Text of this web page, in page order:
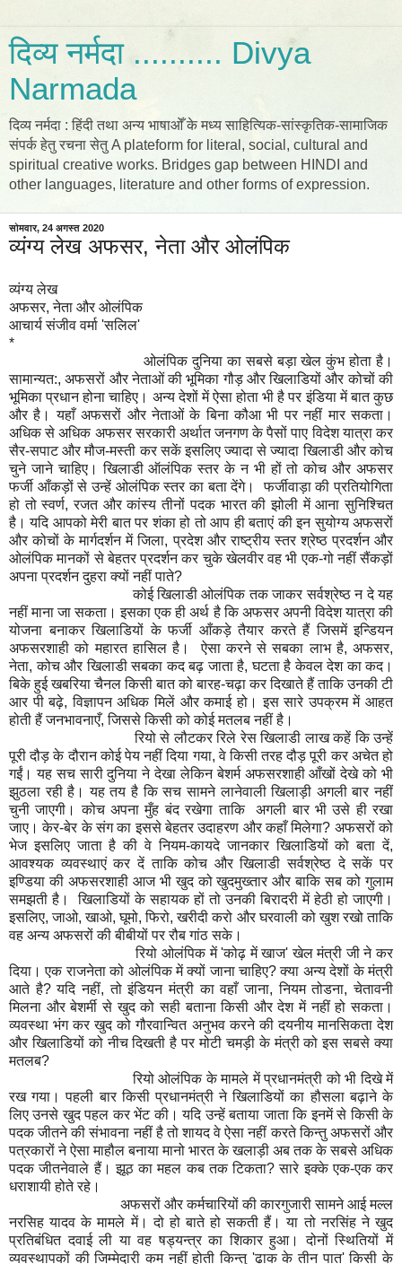
दिव्य नर्मदा .......... Divya
Narmada
दिव्य नर्मदा : हिंदी तथा अन्य भाषाओँ के मध्य साहित्यिक-सांस्कृतिक-सामाजिक
संपर्क हेतु रचना सेतु A plateform for literal, social, cultural and
spiritual creative works. Bridges gap between HINDI and
other languages, literature and other forms of expression.
सोमवार, 24 अगस्त 2020
व्यंग्य लेख अफसर, नेता और ओलंपिक
व्यंग्य लेख
अफसर, नेता और ओलंपिक
आचार्य संजीव वर्मा 'सलिल'
*
ओलंपिक दुनिया का सबसे बड़ा खेल कुंभ होता है।
सामान्यत:, अफसरों और नेताओं की भूमिका गौड़ और खिलाडियों और कोचों की
भूमिका प्रधान होना चाहिए। अन्य देशों में ऐसा होता भी है पर इंडिया में बात कुछ
और है। यहाँ अफसरों और नेताओं के बिना कौआ भी पर नहीं मार सकता।
अधिक से अधिक अफसर सरकारी अर्थात जनगण के पैसों पाए विदेश यात्रा कर
सैर-सपाट और मौज-मस्ती कर सकें इसलिए ज्यादा से ज्यादा खिलाडी और कोच
चुने जाने चाहिए। खिलाडी ऑलंपिक स्तर के न भी हों तो कोच और अफसर
फर्जी आँकड़ों से उन्हें ओलंपिक स्तर का बता देंगे। फर्जीवाड़ा की प्रतियोगिता
हो तो स्वर्ण, रजत और कांस्य तीनों पदक भारत की झोली में आना सुनिश्चित
है। यदि आपको मेरी बात पर शंका हो तो आप ही बताएं की इन सुयोग्य अफसरों
और कोचों के मार्गदर्शन में जिला, प्रदेश और राष्ट्रीय स्तर श्रेष्ठ प्रदर्शन और
ओलंपिक मानकों से बेहतर प्रदर्शन कर चुके खेलवीर वह भी एक-गो नहीं सैंकड़ों
अपना प्रदर्शन दुहरा क्यों नहीं पाते?
कोई खिलाडी ओलंपिक तक जाकर सर्वश्रेष्ठ न दे यह
नहीं माना जा सकता। इसका एक ही अर्थ है कि अफसर अपनी विदेश यात्रा की
योजना बनाकर खिलाडियों के फर्जी आँकड़े तैयार करते हैं जिसमें इन्डियन
अफसरशाही को महारत हासिल है। ऐसा करने से सबका लाभ है, अफसर,
नेता, कोच और खिलाडी सबका कद बढ़ जाता है, घटता है केवल देश का कद।
बिके हुई खबरिया चैनल किसी बात को बारह-चढ़ा कर दिखाते हैं ताकि उनकी टी
आर पी बढ़े, विज्ञापन अधिक मिलें और कमाई हो। इस सारे उपक्रम में आहत
होती हैं जनभावनाएँ, जिससे किसी को कोई मतलब नहीं है।
रियो से लौटकर रिले रेस खिलाडी लाख कहें कि उन्हें
पूरी दौड़ के दौरान कोई पेय नहीं दिया गया, वे किसी तरह दौड़ पूरी कर अचेत हो
गईं। यह सच सारी दुनिया ने देखा लेकिन बेशर्म अफसरशाही आँखों देखे को भी
झुठला रही है। यह तय है कि सच सामने लानेवाली खिलाड़ी अगली बार नहीं
चुनी जाएगी। कोच अपना मुँह बंद रखेगा ताकि अगली बार भी उसे ही रखा
जाए। केर-बेर के संग का इससे बेहतर उदाहरण और कहाँ मिलेगा? अफसरों को
भेज इसलिए जाता है की वे नियम-कायदे जानकार खिलाडियों को बता दें,
आवश्यक व्यवस्थाएं कर दें ताकि कोच और खिलाडी सर्वश्रेष्ठ दे सकें पर
इण्डिया की अफसरशाही आज भी खुद को खुदमुख्तार और बाकि सब को गुलाम
समझती है। खिलाडियों के सहायक हों तो उनकी बिरादरी में हेठी हो जाएगी।
इसलिए, जाओ, खाओ, घूमो, फिरो, खरीदी करो और घरवाली को खुश रखो ताकि
वह अन्य अफसरों की बीबीयों पर रौब गांठ सके।
रियो ओलंपिक में 'कोढ़ में खाज' खेल मंत्री जी ने कर
दिया। एक राजनेता को ओलंपिक में क्यों जाना चाहिए? क्या अन्य देशों के मंत्री
आते है? यदि नहीं, तो इंडियन मंत्री का वहाँ जाना, नियम तोडना, चेतावनी
मिलना और बेशर्मी से खुद को सही बताना किसी और देश में नहीं हो सकता।
व्यवस्था भंग कर खुद को गौरवान्वित अनुभव करने की दयनीय मानसिकता देश
और खिलाडियों को नीच दिखती है पर मोटी चमड़ी के मंत्री को इस सबसे क्या
मतलब?
रियो ओलंपिक के मामले में प्रधानमंत्री को भी दिखे में
रख गया। पहली बार किसी प्रधानमंत्री ने खिलाडियों का हौसला बढ़ाने के
लिए उनसे खुद पहल कर भेंट की। यदि उन्हें बताया जाता कि इनमें से किसी के
पदक जीतने की संभावना नहीं है तो शायद वे ऐसा नहीं करते किन्तु अफसरों और
पत्रकारों ने ऐसा माहौल बनाया मानो भारत के खलाड़ी अब तक के सबसे अधिक
पदक जीतनेवाले हैं। झूठ का महल कब तक टिकता? सारे इक्के एक-एक कर
धराशायी होते रहे।
अफसरों और कर्मचारियों की कारगुजारी सामने आई मल्ल
नरसिह यादव के मामले में। दो हो बाते हो सकती हैं। या तो नरसिंह ने खुद
प्रतिबंधित दवाई ली या वह षड्यन्त्र का शिकार हुआ। दोनों स्थितियों में
व्यवस्थापकों की जिम्मेदारी कम नहीं होती किन्तु 'ढाक के तीन पात' किसी के